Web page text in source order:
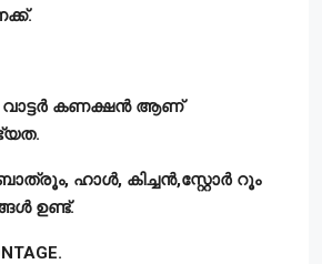
വാട്ടർ കണക്ഷൻ ആണ്
ഹാൾ, കിച്ചൻ,സ്റ്റോർ റൂം
ഉണ്ട്‌.